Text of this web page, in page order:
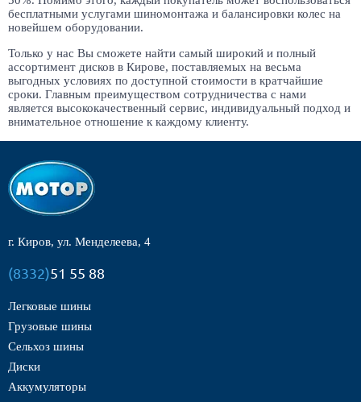
бесплатными услугами шиномонтажа и балансировки колес на
новейшем оборудовании.
Только у нас Вы сможете найти самый широкий и полный
ассортимент дисков в Кирове, поставляемых на весьма
выгодных условиях по доступной стоимости в кратчайшие
сроки. Главным преимуществом сотрудничества с нами
является высококачественный сервис, индивидуальный подход и
внимательное отношение к каждому клиенту.
г. Киров, ул. Менделеева, 4
(8332)51 55 88
Легковые шины
Грузовые шины
Сельхоз шины
Диски
Аккумуляторы